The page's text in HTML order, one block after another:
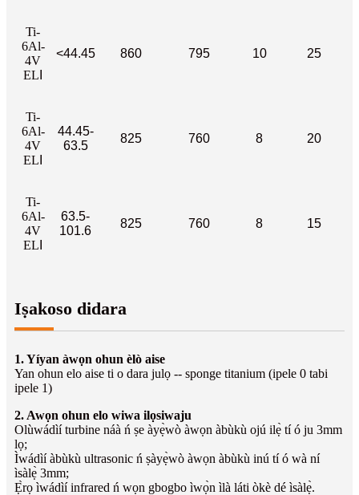
Ti-
6Al-
4V
EL
<44.45 860 795 10 25
Ti-
6Al-
4V
EL
44.45-
63.5
825 760 8 20
Ti-
6Al-
4V
EL
63.5-
101.6
825 760 8 15
Iṣakoso didara
1. Yíyan àwọn ohun èlò aise
Yan ohun elo aise ti o dara julọ -- sponge titanium (ipele 0 tabi
ipele 1)
2. Awọn ohun elo wiwa ilọsiwaju
Olùwádìí turbine náà ń ṣe àyẹ̀wò àwọn àbùkù ojú ilẹ̀ tí ó ju 3mm
lọ;
Ìwádìí àbùkù ultrasonic ń ṣàyẹ̀wò àwọn àbùkù inú tí ó wà ní
ìsàlẹ̀ 3mm;
Ẹ̀rọ ìwádìí infrared ń wọn gbogbo ìwọ̀n ìlà láti òkè dé ìsàlẹ̀.